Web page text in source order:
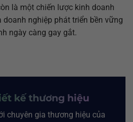
là một chiến lược kinh doanh
nghiệp phát triển bền vững
ngày càng gay gắt.
kế thương hiệu
chuyên gia thương hiệu của